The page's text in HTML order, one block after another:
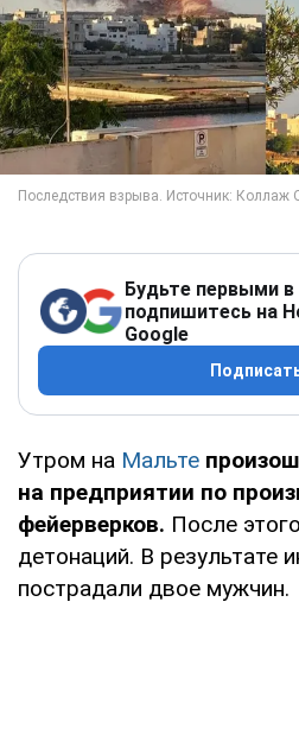
Будьте первыми в
подпишитесь на
Google
Утром на Мальте
на предприятии по
фейерверков. После
детонаций. В результате
пострадали двое мужчин.